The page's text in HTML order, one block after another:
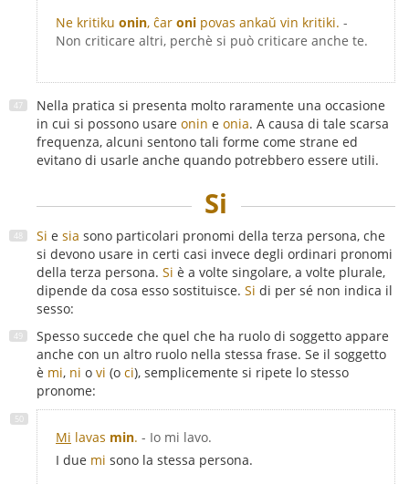
Ne kritiku onin, ĉar oni povas ankaŭ vin kritiki. -
Non criticare altri, perchè si può criticare anche te.
Nella pratica si presenta molto raramente una occasione
in cui si possono usare onin e onia. A causa di tale scarsa
frequenza, alcuni sentono tali forme come strane ed
evitano di usarle anche quando potrebbero essere utili.
Si
Si e sia sono particolari pronomi della terza persona, che
si devono usare in certi casi invece degli ordinari pronomi
della terza persona. Si è a volte singolare, a volte plurale,
dipende da cosa esso sostituisce. Si di per sé non indica il
sesso:
Spesso succede che quel che ha ruolo di soggetto appare
anche con un altro ruolo nella stessa frase. Se il soggetto
è mi, ni o vi (o ci), semplicemente si ripete lo stesso
pronome:
Mi lavas min. - Io mi lavo.
I due mi sono la stessa persona.